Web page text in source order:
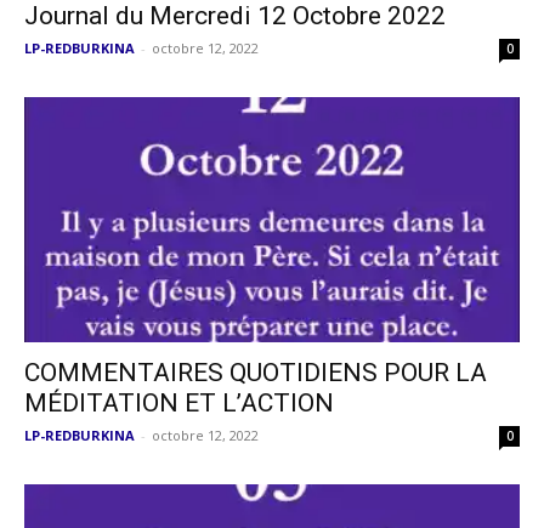
Journal du Mercredi 12 Octobre 2022
LP-REDBURKINA - octobre 12, 2022 0
COMMENTAIRES QUOTIDIENS POUR LA
MÉDITATION ET L’ACTION
LP-REDBURKINA - octobre 12, 2022 0